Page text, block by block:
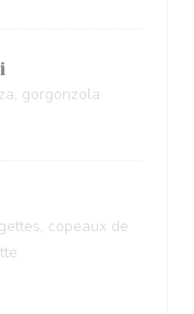
gorgonzola
copeaux de